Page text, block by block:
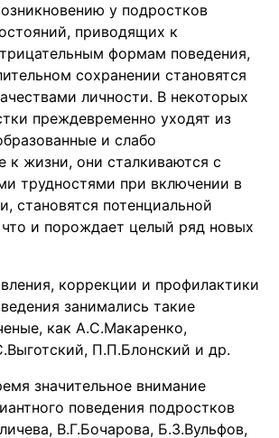
у подростков
приводящих к
формам поведения,
сохранении становятся
личности. В некоторых
преждевременно уходят из
и слабо
к жизни, они сталкиваются с
трудностями при включении в
становятся потенциальной
что и порождает целый ряд новых
коррекции и профилактики
занимались такие
как А.С.Макаренко,
П.П.Блонский и др.
значительное внимание
поведения подростков
В.Г.Бочарова, Б.З.Вульфов,